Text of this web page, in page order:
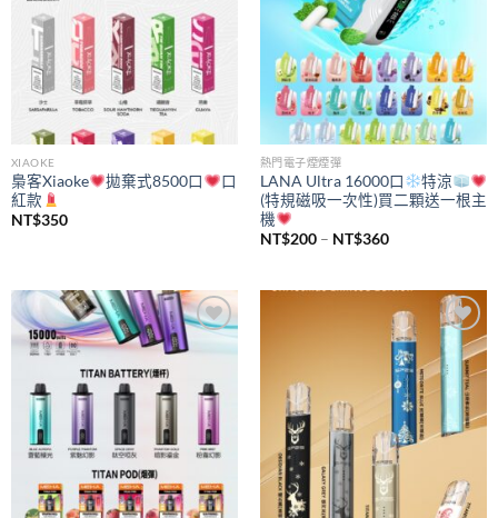
XIAOKE
梟客Xiaoke 拋棄式8500口
口
紅款
NT$350
熱門電子煙煙彈
LANA Ultra 16000口
特涼
(特規磁吸一次性)買二顆送一根主
機
NT$200 – NT$360價
NT$200
到
NT$360
Add to
Add to
wishlist